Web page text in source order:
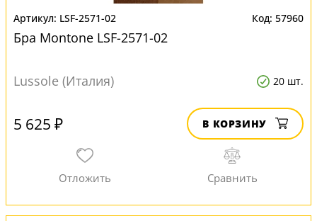
LSF-2571-02 57960
Бра Montone LSF-2571-02
Lussole (Италия) 20 шт.
5 625 ₽ В КОРЗИНУ